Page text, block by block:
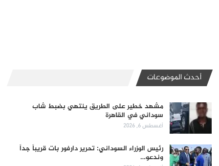
أحدث الموضوعات
مشهد خطير على الطريق ينتهي بضبط شاب
سوداني في القاهرة
أغسطس 6, 2026
رئيس الوزراء السوداني: تحرير دارفور بات قريباً جداً
وندعو…